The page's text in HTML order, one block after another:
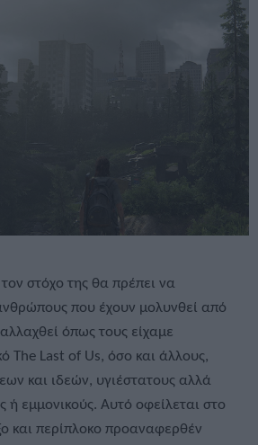
στόχο της θα πρέπει να
που έχουν μολυνθεί από
όπως τους είχαμε
The Last of Us, όσο και άλλους,
και ιδεών, υγιέστατους αλλά
ή εμμονικούς. Αυτό οφείλεται στο
και περίπλοκο προαναφερθέν